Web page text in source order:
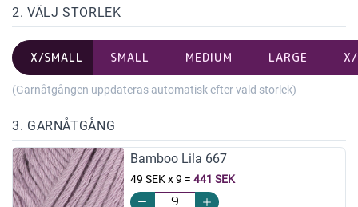
2. VÄLJ STORLEK
X/SMALL SMALL MEDIUM LARGE
(Garnåtgången uppdateras automatisk efter vald storlek)
3. GARNÅTGÅNG
Bamboo Lila 667
49 SEK x 9 = 441 SEK